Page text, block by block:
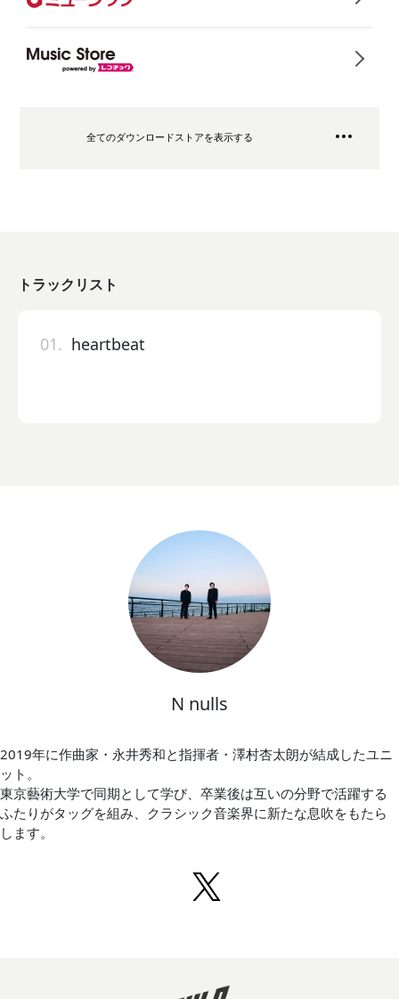
全てのダウンロードストアを表示する
トラックリスト
01. heartbeat
N nulls
2019年に作曲家・永井秀和と指揮者・澤村杏太朗が結成したユニ
ット。
東京藝術大学で同期として学び、卒業後は互いの分野で活躍する
ふたりがタッグを組み、クラシック音楽界に新たな息吹をもたら
します。